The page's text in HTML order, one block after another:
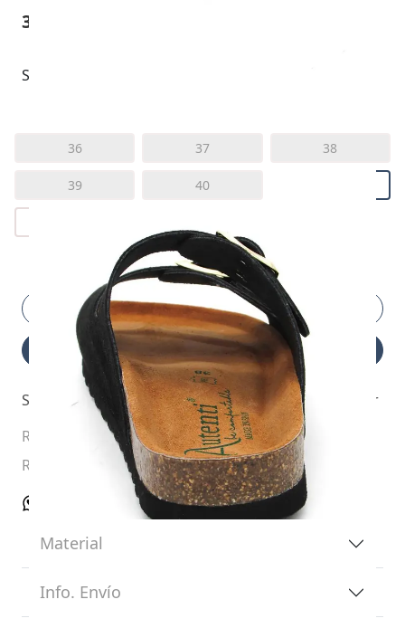
36,00€
Seleccionar talla
36 37 38
39 40
¡Pídelo ya!
Sandalia Bio Autenti 0747 de color negro para mujer
Ref. 012837
Ref. proveedor 0747
Material
Info. Envío